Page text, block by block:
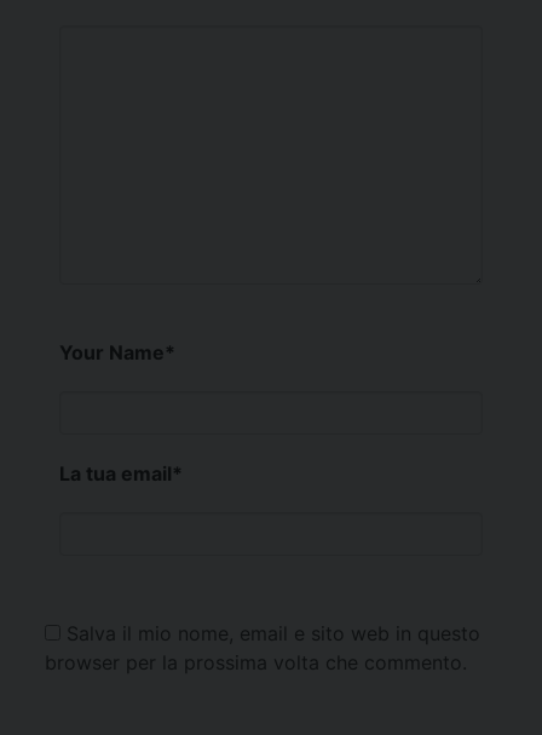
Your Name*
La tua email*
Salva il mio nome, email e sito web in questo
browser per la prossima volta che commento.